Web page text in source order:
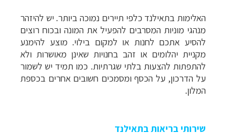
האלימות בתאילנד כלפי תיירים נמוכה ביותר. יש להיזהר
מנהגי מוניות המסרבים להפעיל את המונה ובכוח רוצים
להסיע אתכם לחנות או למקום בילוי. מוצע להימנע
מקניית יהלומים או זהב בחנויות שאינן מאושרות ולא
להתפתות להצעות בלתי שגרתיות. כמו תמיד יש לשמור
על הדרכון, על הכסף ומסמכים חשובים אחרים בכספת
המלון.
שירותי בריאות בתאילנד